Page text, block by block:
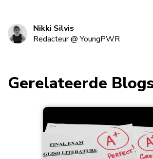
Nikki Silvis
Redacteur@YoungPWR
Gerelateerde